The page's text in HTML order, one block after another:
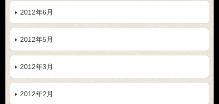
2012年6月
2012年5月
2012年3月
2012年2月